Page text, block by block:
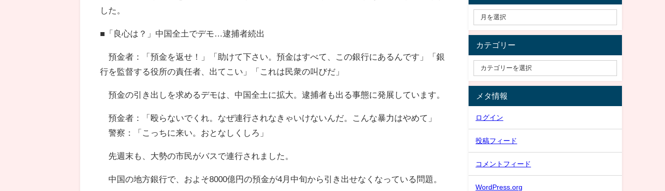
した。
■「良心は？」中国全土でデモ…逮捕者続出
預金者：「預金を返せ！」「助けて下さい。預金はすべて、この銀行にあるんです」「銀
行を監督する役所の責任者、出てこい」「これは民衆の叫びだ」
預金の引き出しを求めるデモは、中国全土に拡大。逮捕者も出る事態に発展しています。
預金者：「殴らないでくれ。なぜ連行されなきゃいけないんだ。こんな暴力はやめて」
警察：「こっちに来い。おとなしくしろ」
先週末も、大勢の市民がバスで連行されました。
中国の地方銀行で、およそ8000億円の預金が4月中旬から引き出せなくなっている問題。
カテゴリー
メタ情報
ログイン
投稿フィード
コメントフィード
WordPress.org